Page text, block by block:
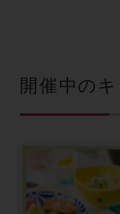
開催中の